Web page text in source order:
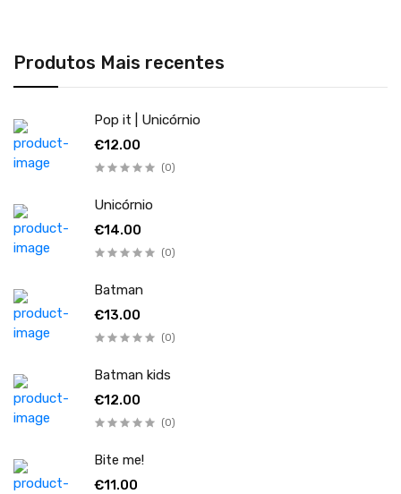
Produtos Mais recentes
Pop it | Unicórnio
€12.00
(0)
Unicórnio
€14.00
(0)
Batman
€13.00
(0)
Batman kids
€12.00
(0)
Bite me!
€11.00